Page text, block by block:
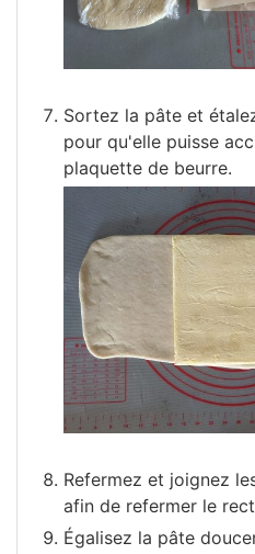
Sortez la pâte et
pour qu'elle puisse
plaquette de beurre.
Refermez et joignez
afin de refermer le
Égalisez la pâte